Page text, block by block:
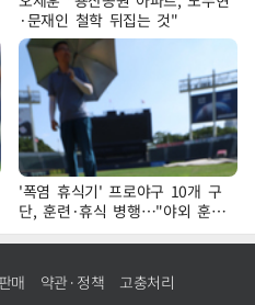
·문재인 철학 뒤집는 것"
'폭염 휴식기' 프로야구 10개 구
단, 훈련·휴식 병행…"야외 훈련
해도 안전 최우선"
매 약관·정책 고충처리